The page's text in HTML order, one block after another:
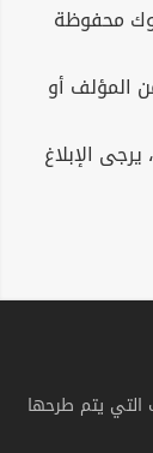
محفوظة
المؤلف أو
الإبلاغ
التي يتم طرحها